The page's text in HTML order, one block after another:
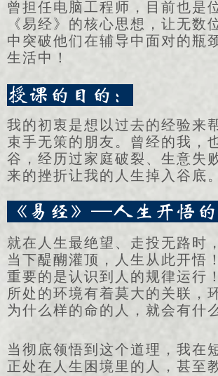
曾担任电脑工程师，目前也是
《易经》的核心思想，让无数
中突破他们在辅导中面对的瓶
生活中！
我的初衷是想以过去的经验来
束手无策的朋友。曾经的我，
谷，经历过家庭破裂、生意失
来的挫折让我的人生掉入谷底。
就在人生最绝望、走投无路时
当下醍醐灌顶，人生从此开悟
重要的是认识到人的规律运行
所处的环境有着莫大的关联，
为什么样的命的人，就会有什
授课的目的：
《易经》—人生开悟
当彻底领悟到这个道理，我在
正处在人生困境里的人，甚至